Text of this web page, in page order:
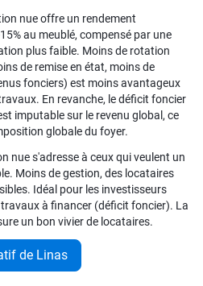
nue offre un rendement
au meublé, compensé par une
plus faible. Moins de rotation
de remise en état, moins de
fonciers) est moins avantageux
En revanche, le déficit foncier
imputable sur le revenu global, ce
globale du foyer.
nue s'adresse à ceux qui veulent un
Moins de gestion, des locataires
Idéal pour les investisseurs
à financer (déficit foncier). La
un bon vivier de locataires.
de Linas